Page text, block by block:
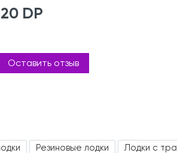
DP
Оставить отзыв
Резиновые лодки Лодки с